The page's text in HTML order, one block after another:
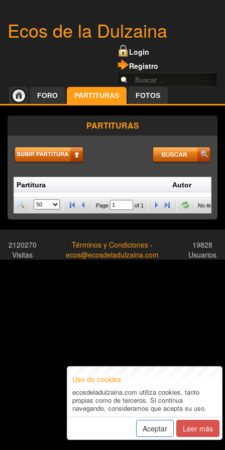
Ecos de la Dulzaina
Login
Registro
FORO PARTITURAS FOTOS
PARTITURAS
Partitura Autor
Page of 1 No items
2120270
Visitas
Términos y Condiciones -
ecos@ecosdeladulzaina.com
19828
Usuarios
Uso de cookies
ecosdeladulzaina.com utiliza cookies, tanto
propias como de terceros. Si continua
navegando, consideramos que acepta su uso.
Aceptar Leer más